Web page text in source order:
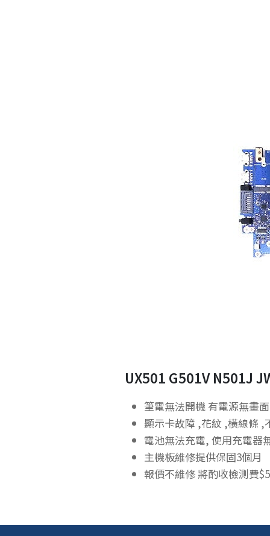
UX501 G501V N501J
筆電無法開機 有電源無畫
顯示卡故障 ,花紋 ,橫線條 ,
電池無法充電, 使用充電器
主機板維修提供保固3個月
報價不維修 將酌收檢測費